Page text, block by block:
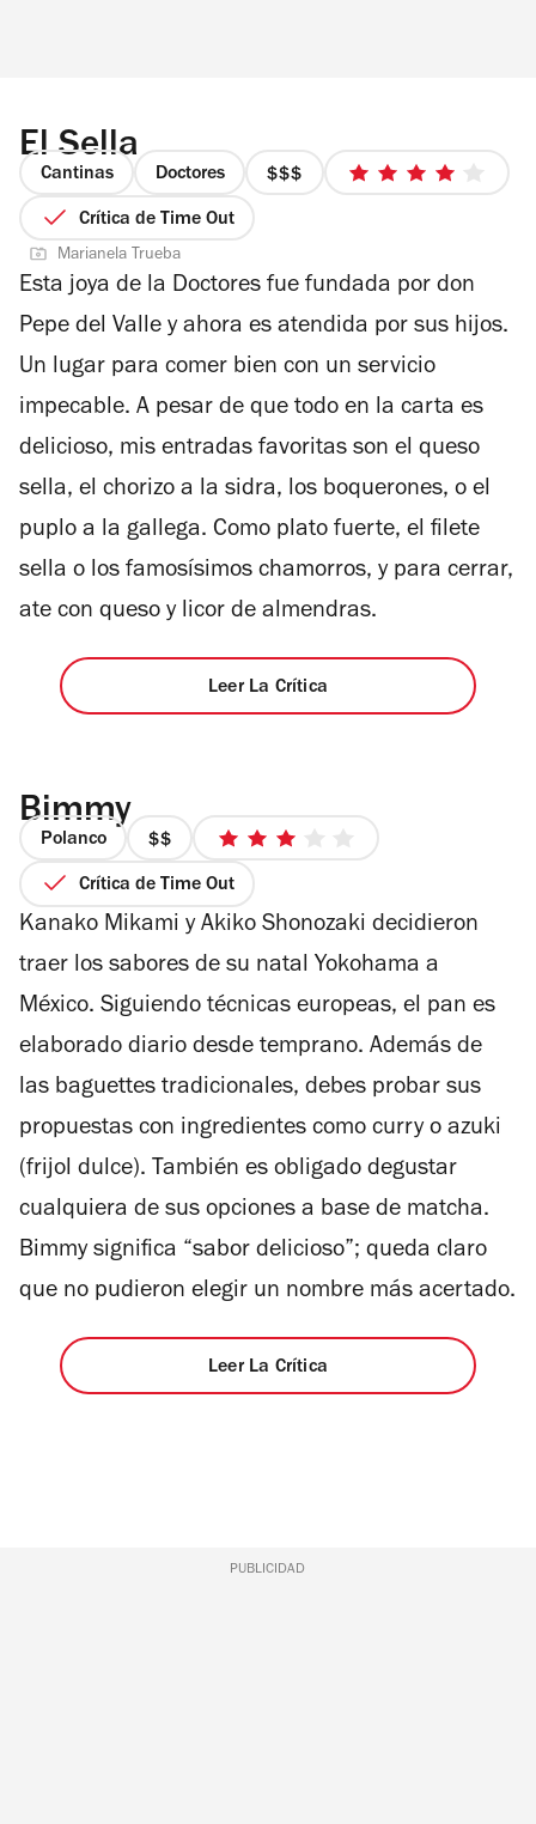
El Sella
Cantinas Doctores
precio
4
estrellas
Crítica de Time Out
Marianela Trueba
Esta joya de la Doctores fue fundada por don
Pepe del Valle y ahora es atendida por sus hijos.
Un lugar para comer bien con un servicio
impecable. A pesar de que todo en la carta es
delicioso, mis entradas favoritas son el queso
sella, el chorizo a la sidra, los boquerones, o el
puplo a la gallega. Como plato fuerte, el filete
sella o los famosísimos chamorros, y para cerrar,
ate con queso y licor de almendras.
Leer La Crítica
Bimmy
Polanco
precio
2
3
Crítica de Time Out
Kanako Mikami y Akiko Shonozaki decidieron
traer los sabores de su natal Yokohama a
México. Siguiendo técnicas europeas, el pan es
elaborado diario desde temprano. Además de
las baguettes tradicionales, debes probar sus
propuestas con ingredientes como curry o azuki
(frijol dulce). También es obligado degustar
cualquiera de sus opciones a base de matcha.
Bimmy significa “sabor delicioso”; queda claro
que no pudieron elegir un nombre más acertado.
Leer La Crítica
PUBLICIDAD